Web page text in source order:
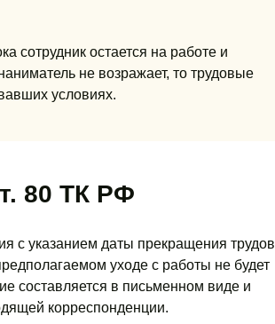
сотрудник остается на работе и
не возражает, то трудовые
условиях.
80 ТК РФ
с указанием даты прекращения
уходе с работы не будет
составляется в письменном виде и
корреспонденции.